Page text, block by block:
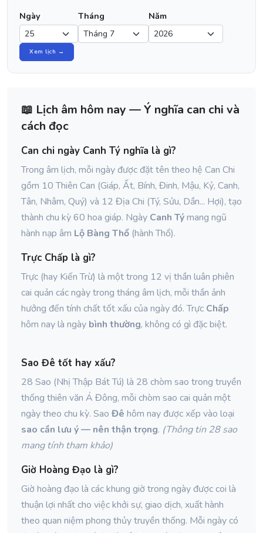
Ngày Tháng Năm
Xem lịch →
📖 Lịch âm hôm nay — Ý nghĩa can chi và
cách đọc
Can chi ngày Canh Tý nghĩa là gì?
Trong âm lịch, mỗi ngày được đặt tên theo hệ Can Chi
gồm 10 Thiên Can (Giáp, Ất, Bính, Đinh, Mậu, Kỷ, Canh,
Tân, Nhâm, Quý) và 12 Địa Chi (Tý, Sửu, Dần... Hợi), tạo
thành chu kỳ 60 hoa giáp. Ngày Canh Týmang ngũ
hành nạp âm Lộ Bàng Thổ (hành Thổ).
Trực Chấp là gì?
Trực (hay Kiến Trừ) là một trong 12 vị thần luân phiên
cai quản các ngày trong tháng âm lịch, mỗi thần ảnh
hưởng đến tính chất tốt xấu của ngày đó. Trực Chấp
hôm nay là ngày bình thường, không có gì đặc biệt.
Sao Đê tốt hay xấu?
28 Sao (Nhị Thập Bát Tú) là 28 chòm sao trong truyền
thống thiên văn Á Đông, mỗi chòm sao cai quản một
ngày theo chu kỳ. Sao Đê hôm nay được xếp vào loại
sao cần lưu ý — nên thận trọng. (Thông tin 28 sao
mang tính tham khảo)
Giờ Hoàng Đạo là gì?
Giờ hoàng đạo là các khung giờ trong ngày được coi là
thuận lợi nhất cho việc khởi sự, giao dịch, xuất hành
theo quan niệm phong thủy truyền thống. Mỗi ngày có